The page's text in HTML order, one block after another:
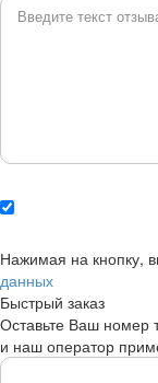
Нажимая на кнопку,
данных
Быстрый заказ
Оставьте Ваш номер
и наш оператор